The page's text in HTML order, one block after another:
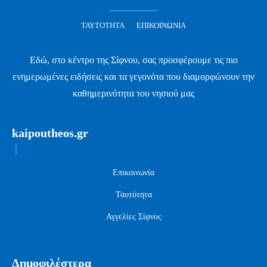
ΤΑΥΤΌΤΗΤΑ ΕΠΙΚΟΙΝΩΝΊΑ
Εδώ, στο κέντρο της Σίφνου, σας προσφέρουμε τις πιο
ενημερωμένες ειδήσεις και τα γεγονότα που διαμορφώνουν την
καθημερινότητα του νησιού μας
kaipoutheos.gr
Επικοινωνία
Ταυτότητα
Αγγελίες Σίφνος
Δημοφιλέστερα